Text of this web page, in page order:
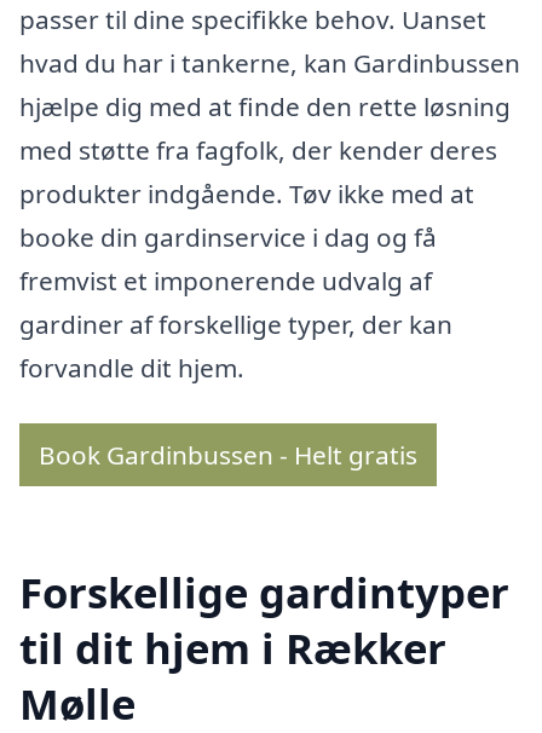
passer til dine specifikke behov. Uanset
hvad du har i tankerne, kan Gardinbussen
hjælpe dig med at finde den rette løsning
med støtte fra fagfolk, der kender deres
produkter indgående. Tøv ikke med at
booke din gardinservice i dag og få
fremvist et imponerende udvalg af
gardiner af forskellige typer, der kan
forvandle dit hjem.
Book Gardinbussen - Helt gratis
Forskellige gardintyper
til dit hjem i Rækker
Mølle